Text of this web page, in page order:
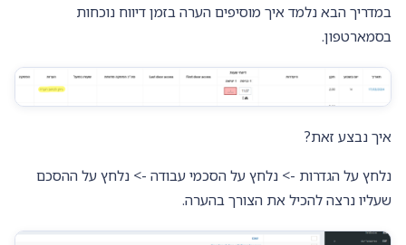
במדריך הבא נלמד איך מוסיפים הערה בזמן דיווח נוכחות
בסמארטפון.
איך נבצע זאת?
נלחץ על הגדרות -> נלחץ על הסכמי עבודה -> נלחץ על ההסכם
שעליו נרצה להכיל את הצורך בהערה.